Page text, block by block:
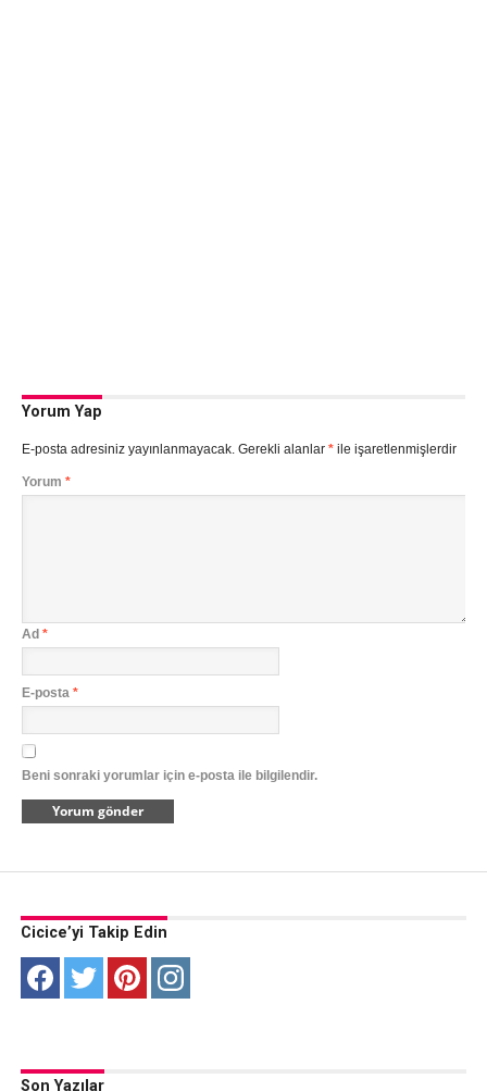
Yorum Yap
E-posta adresiniz yayınlanmayacak. Gerekli alanlar *ile işaretlenmişlerdir
Yorum *
Ad *
E-posta *
Beni sonraki yorumlar için e-posta ile bilgilendir.
Cicice’yi Takip Edin
Son Yazılar